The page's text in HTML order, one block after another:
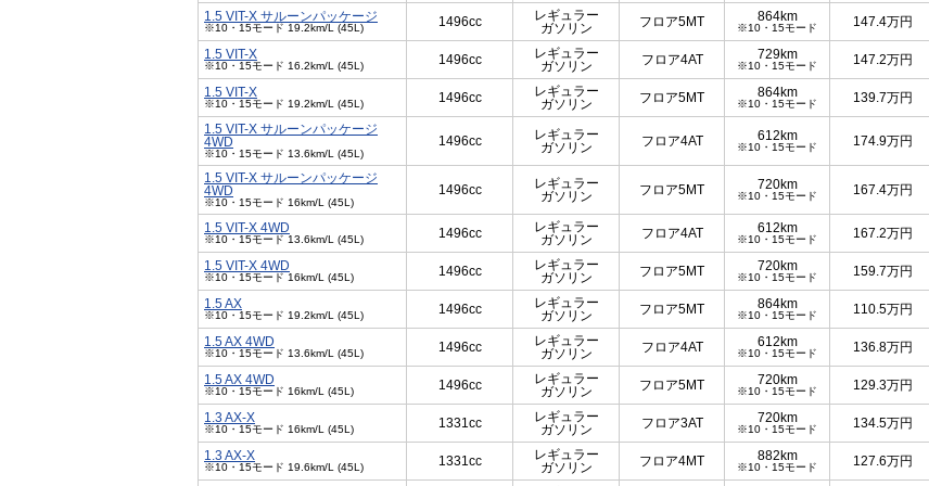
1.5 VIT-X サルーンパッケージ
※10・15モード 19.2km/L (45L) 1496cc
レギュラー
ガソリン
フロア5MT 864km
※10・15モード 147.4万円
1.5 VIT-X
※10・15モード 16.2km/L (45L) 1496cc
レギュラー
ガソリン
フロア4AT 729km
※10・15モード 147.2万円
1.5 VIT-X
※10・15モード 19.2km/L (45L) 1496cc
レギュラー
ガソリン
フロア5MT 864km
※10・15モード 139.7万円
1.5 VIT-X サルーンパッケージ
4WD
※10・15モード 13.6km/L (45L)
1496cc
レギュラー
ガソリン
フロア4AT 612km
※10・15モード 174.9万円
1.5 VIT-X サルーンパッケージ
4WD
※10・15モード 16km/L (45L)
1496cc
レギュラー
ガソリン
フロア5MT 720km
※10・15モード 167.4万円
1.5 VIT-X 4WD
※10・15モード 13.6km/L (45L) 1496cc
レギュラー
ガソリン
フロア4AT 612km
※10・15モード 167.2万円
1.5 VIT-X 4WD
※10・15モード 16km/L (45L) 1496cc
レギュラー
ガソリン
フロア5MT 720km
※10・15モード 159.7万円
1.5 AX
※10・15モード 19.2km/L (45L) 1496cc
レギュラー
ガソリン
フロア5MT 864km
※10・15モード 110.5万円
1.5 AX 4WD
※10・15モード 13.6km/L (45L) 1496cc
レギュラー
ガソリン
フロア4AT 612km
※10・15モード 136.8万円
1.5 AX 4WD
※10・15モード 16km/L (45L) 1496cc
レギュラー
ガソリン
フロア5MT 720km
※10・15モード 129.3万円
1.3 AX-X
※10・15モード 16km/L (45L) 1331cc
レギュラー
ガソリン
フロア3AT 720km
※10・15モード 134.5万円
1.3 AX-X
※10・15モード 19.6km/L (45L) 1331cc
レギュラー
ガソリン
フロア4MT 882km
※10・15モード 127.6万円